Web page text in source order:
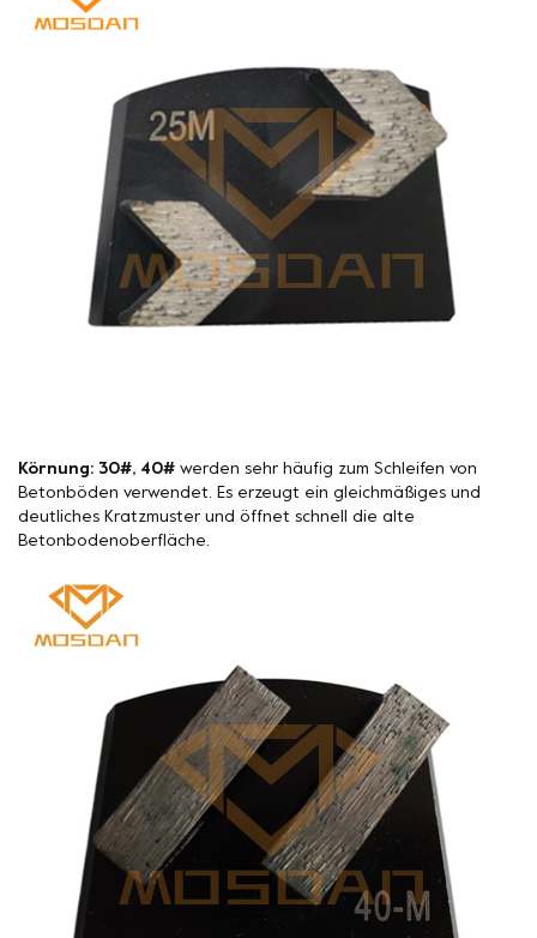
Körnung: 30#, 40# werden sehr häufig zum Schleifen von
Betonböden verwendet. Es erzeugt ein gleichmäßiges und
deutliches Kratzmuster und öffnet schnell die alte
Betonbodenoberfläche.